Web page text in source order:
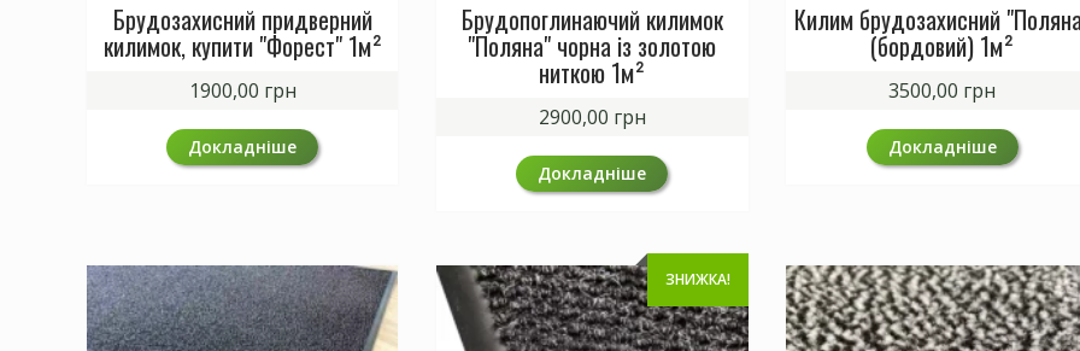
Брудозахисний придверний
килимок, купити "Форест" 1м²
1900,00 грн
Докладніше
Брудопоглинаючий килимок
"Поляна" чорна із золотою
ниткою 1м²
2900,00 грн
Докладніше
Килим брудозахисний
(бордовий) 1м²
3500,00 грн
Докладніше
ЗНИЖКА!